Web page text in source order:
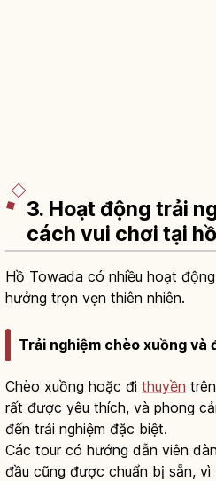
3. Hoạt động trải
cách vui chơi tại
Hồ Towada có nhiều hoạt
hưởng trọn vẹn thiên nhiên.
Trải nghiệm chèo xuồng và
Chèo xuồng hoặc đi thuyền
rất được yêu thích, và phong
đến trải nghiệm đặc biệt.
Các tour có hướng dẫn viên
đầu cũng được chuẩn bị sẵn,